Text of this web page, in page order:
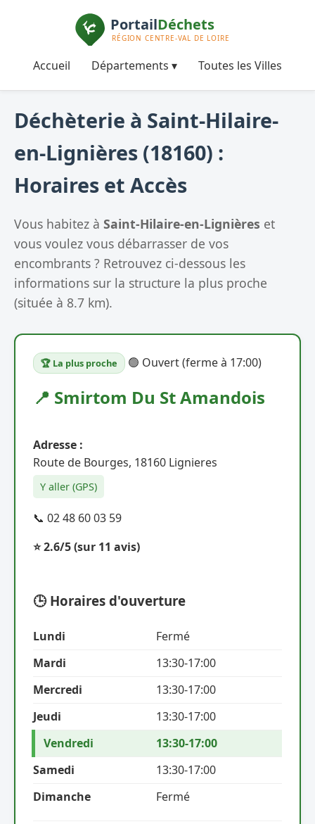
Accueil Départements ▾ Toutes les Villes
Déchèterie à Saint-Hilaire-
en-Lignières (18160) :
Horaires et Accès
Vous habitez à Saint-Hilaire-en-Lignières et
vous voulez vous débarrasser de vos
encombrants ? Retrouvez ci-dessous les
informations sur la structure la plus proche
(située à 8.7 km).
🏆 La plus proche 🟢 Ouvert (ferme à 17:00)
📍 Smirtom Du St Amandois
Adresse :
Route de Bourges, 18160 Lignieres
Y aller (GPS)
📞 02 48 60 03 59
⭐ 2.6/5(sur 11 avis)
🕒 Horaires d'ouverture
Lundi
Fermé
Mardi
13:30-17:00
Mercredi
13:30-17:00
Jeudi
13:30-17:00
Vendredi
13:30-17:00
Samedi
13:30-17:00
Dimanche
Fermé